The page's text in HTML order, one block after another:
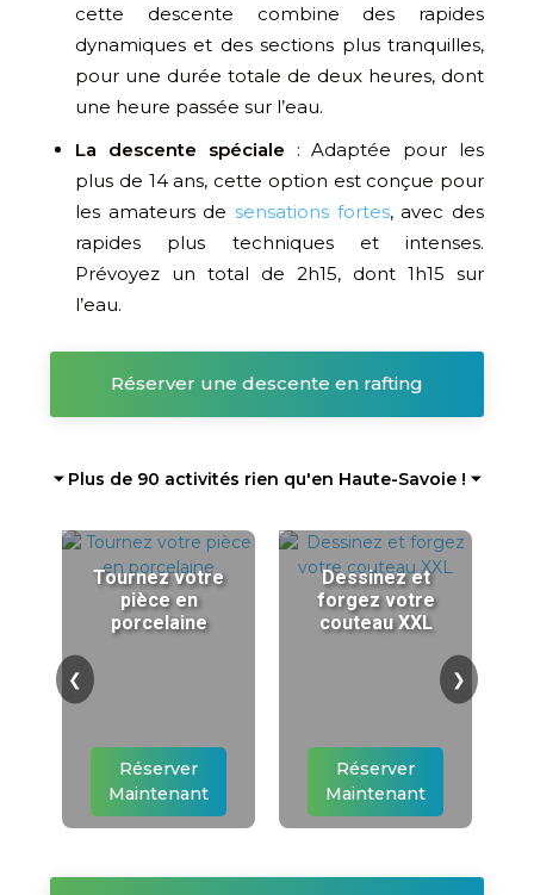
cette descente combine des rapides
dynamiques et des sections plus tranquilles,
pour une durée totale de deux heures, dont
une heure passée sur l’eau.
La descente spéciale : Adaptée pour les
plus de 14 ans, cette option est conçue pour
les amateurs de sensations fortes, avec des
rapides plus techniques et intenses.
Prévoyez un total de 2h15, dont 1h15 sur
l’eau.
Réserver une descente en rafting
⏷ Plus de 90 activités rien qu'en Haute-Savoie ! ⏷
Tournez votre
pièce en
porcelaine
Réserver
Maintenant
Dessinez et
forgez votre
couteau XXL
Réserver
Maintenant
❮ ❯